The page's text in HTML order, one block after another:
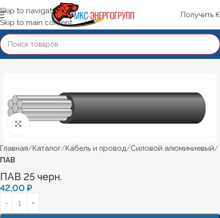
Skip to navigation
Skip to main content
Получить
Нажмите, чтобы увеличить
Главная Каталог Кабель и провод Силовой алюминиевый
ПАВ
ПАВ 25 черн.
42,00 ₽